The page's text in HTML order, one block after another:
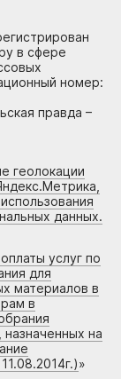
в сфере
номер:
правда –
геолокации
данных.
услуг по
для
материалов в
в
на
»